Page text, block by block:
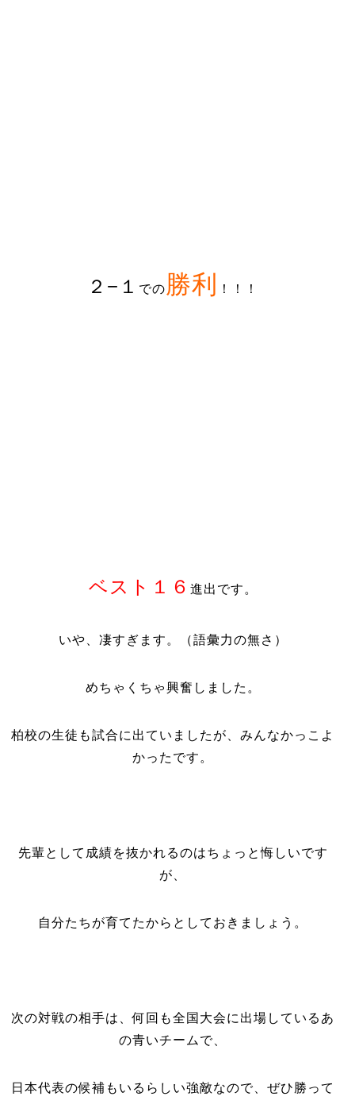
２−１ での 勝利 ！！！
ベスト１６ 進出です。
いや、凄すぎます。（語彙力の無さ）
めちゃくちゃ興奮しました。
柏校の生徒も試合に出ていましたが、みんなかっこよ
かったです。
先輩として成績を抜かれるのはちょっと悔しいです
が、
自分たちが育てたからとしておきましょう。
次の対戦の相手は、何回も全国大会に出場しているあ
の青いチームで、
日本代表の候補もいるらしい強敵なので、ぜひ勝って